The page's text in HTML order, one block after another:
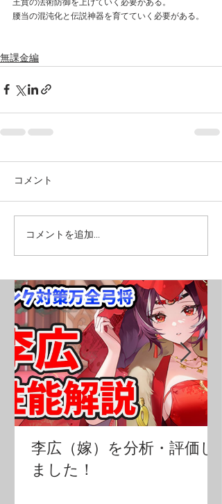
王賁の法術防御を上げていく必要がある。
腰当の混沌化と伝説神器を育てていく必要がある。
無課金編
コメント
コメントを追加…
李広（嫁）を分析・評価し
ました！